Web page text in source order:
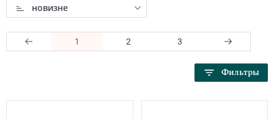
новизне
1 2 3
Фильтры